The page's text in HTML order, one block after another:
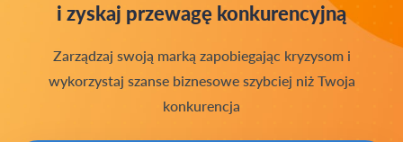
i zyskaj przewagę konkurencyjną
Zarządzaj swoją marką zapobiegając kryzysom i
wykorzystaj szanse biznesowe szybciej niż Twoja
konkurencja